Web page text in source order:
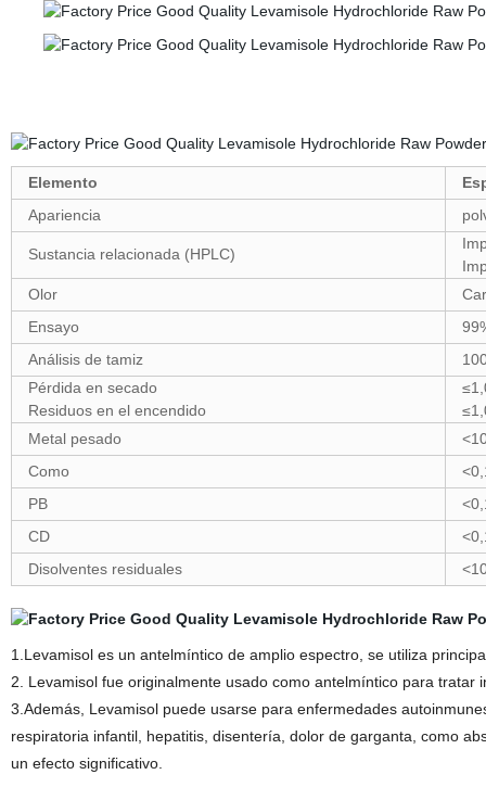
Elemento
Apariencia
Sustancia relacionada (HPLC)
Olor
Ensayo
Análisis de tamiz
Pérdida en secado
Residuos en el encendido
Metal pesado
Como
PB
CD
Disolventes residuales
1.Levamisol es un antelmíntico de amplio espectro, se utiliza
2. Levamisol fue originalmente usado como antelmíntico para
3.Además, Levamisol puede usarse para enfermedades
respiratoria infantil, hepatitis, disentería, dolor de garganta, como
un efecto significativo.